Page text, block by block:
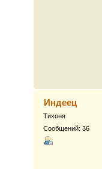
Индеец
Тихоня
Сообщений: 36